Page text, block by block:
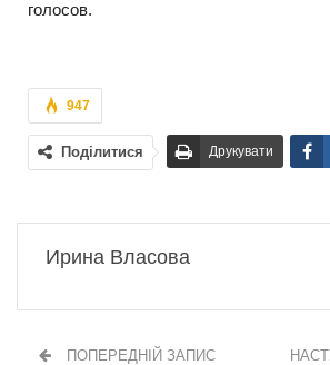
голосов.
947
Поділитися Друкувати
Ирина Власова
ПОПЕРЕДНІЙ ЗАПИС